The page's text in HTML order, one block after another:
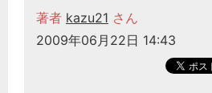
著者 kazu21 さん
2009年06月22日 14:43